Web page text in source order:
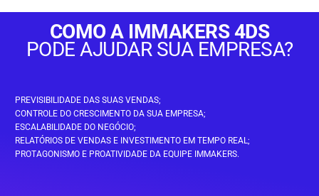
COMO A IMMAKERS 4DS
PODE AJUDAR SUA EMPRESA?
PREVISIBILIDADE DAS SUAS VENDAS;
CONTROLE DO CRESCIMENTO DA SUA EMPRESA;
ESCALABILIDADE DO NEGÓCIO;
RELATÓRIOS DE VENDAS E INVESTIMENTO EM TEMPO REAL;
PROTAGONISMO E PROATIVIDADE DA EQUIPE IMMAKERS.